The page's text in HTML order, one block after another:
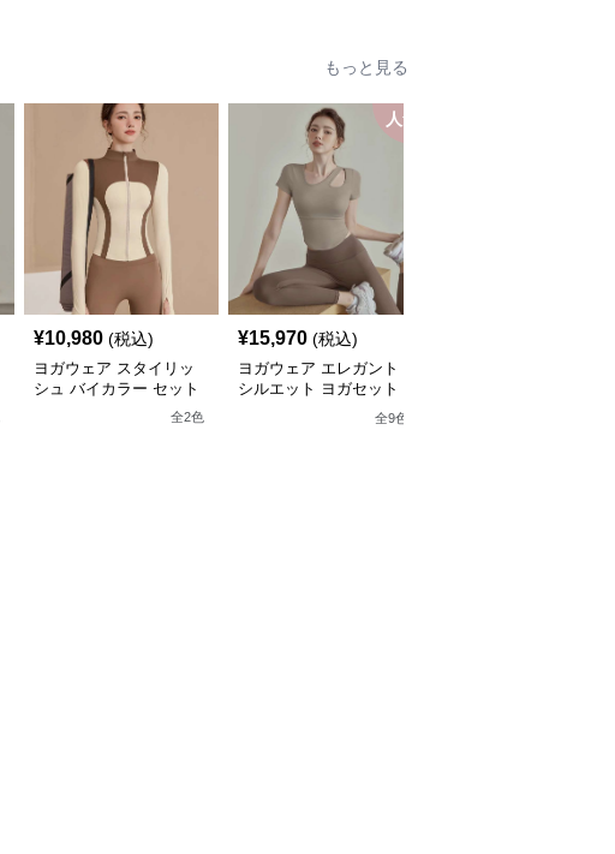
もっと見る
¥10,980 (税込)
ヨガウェア スタイリッ
シュ バイカラー セット
全2色
人気
¥15,970 (税込)
ヨガウェア エレガント
シルエット ヨガセット
全9色